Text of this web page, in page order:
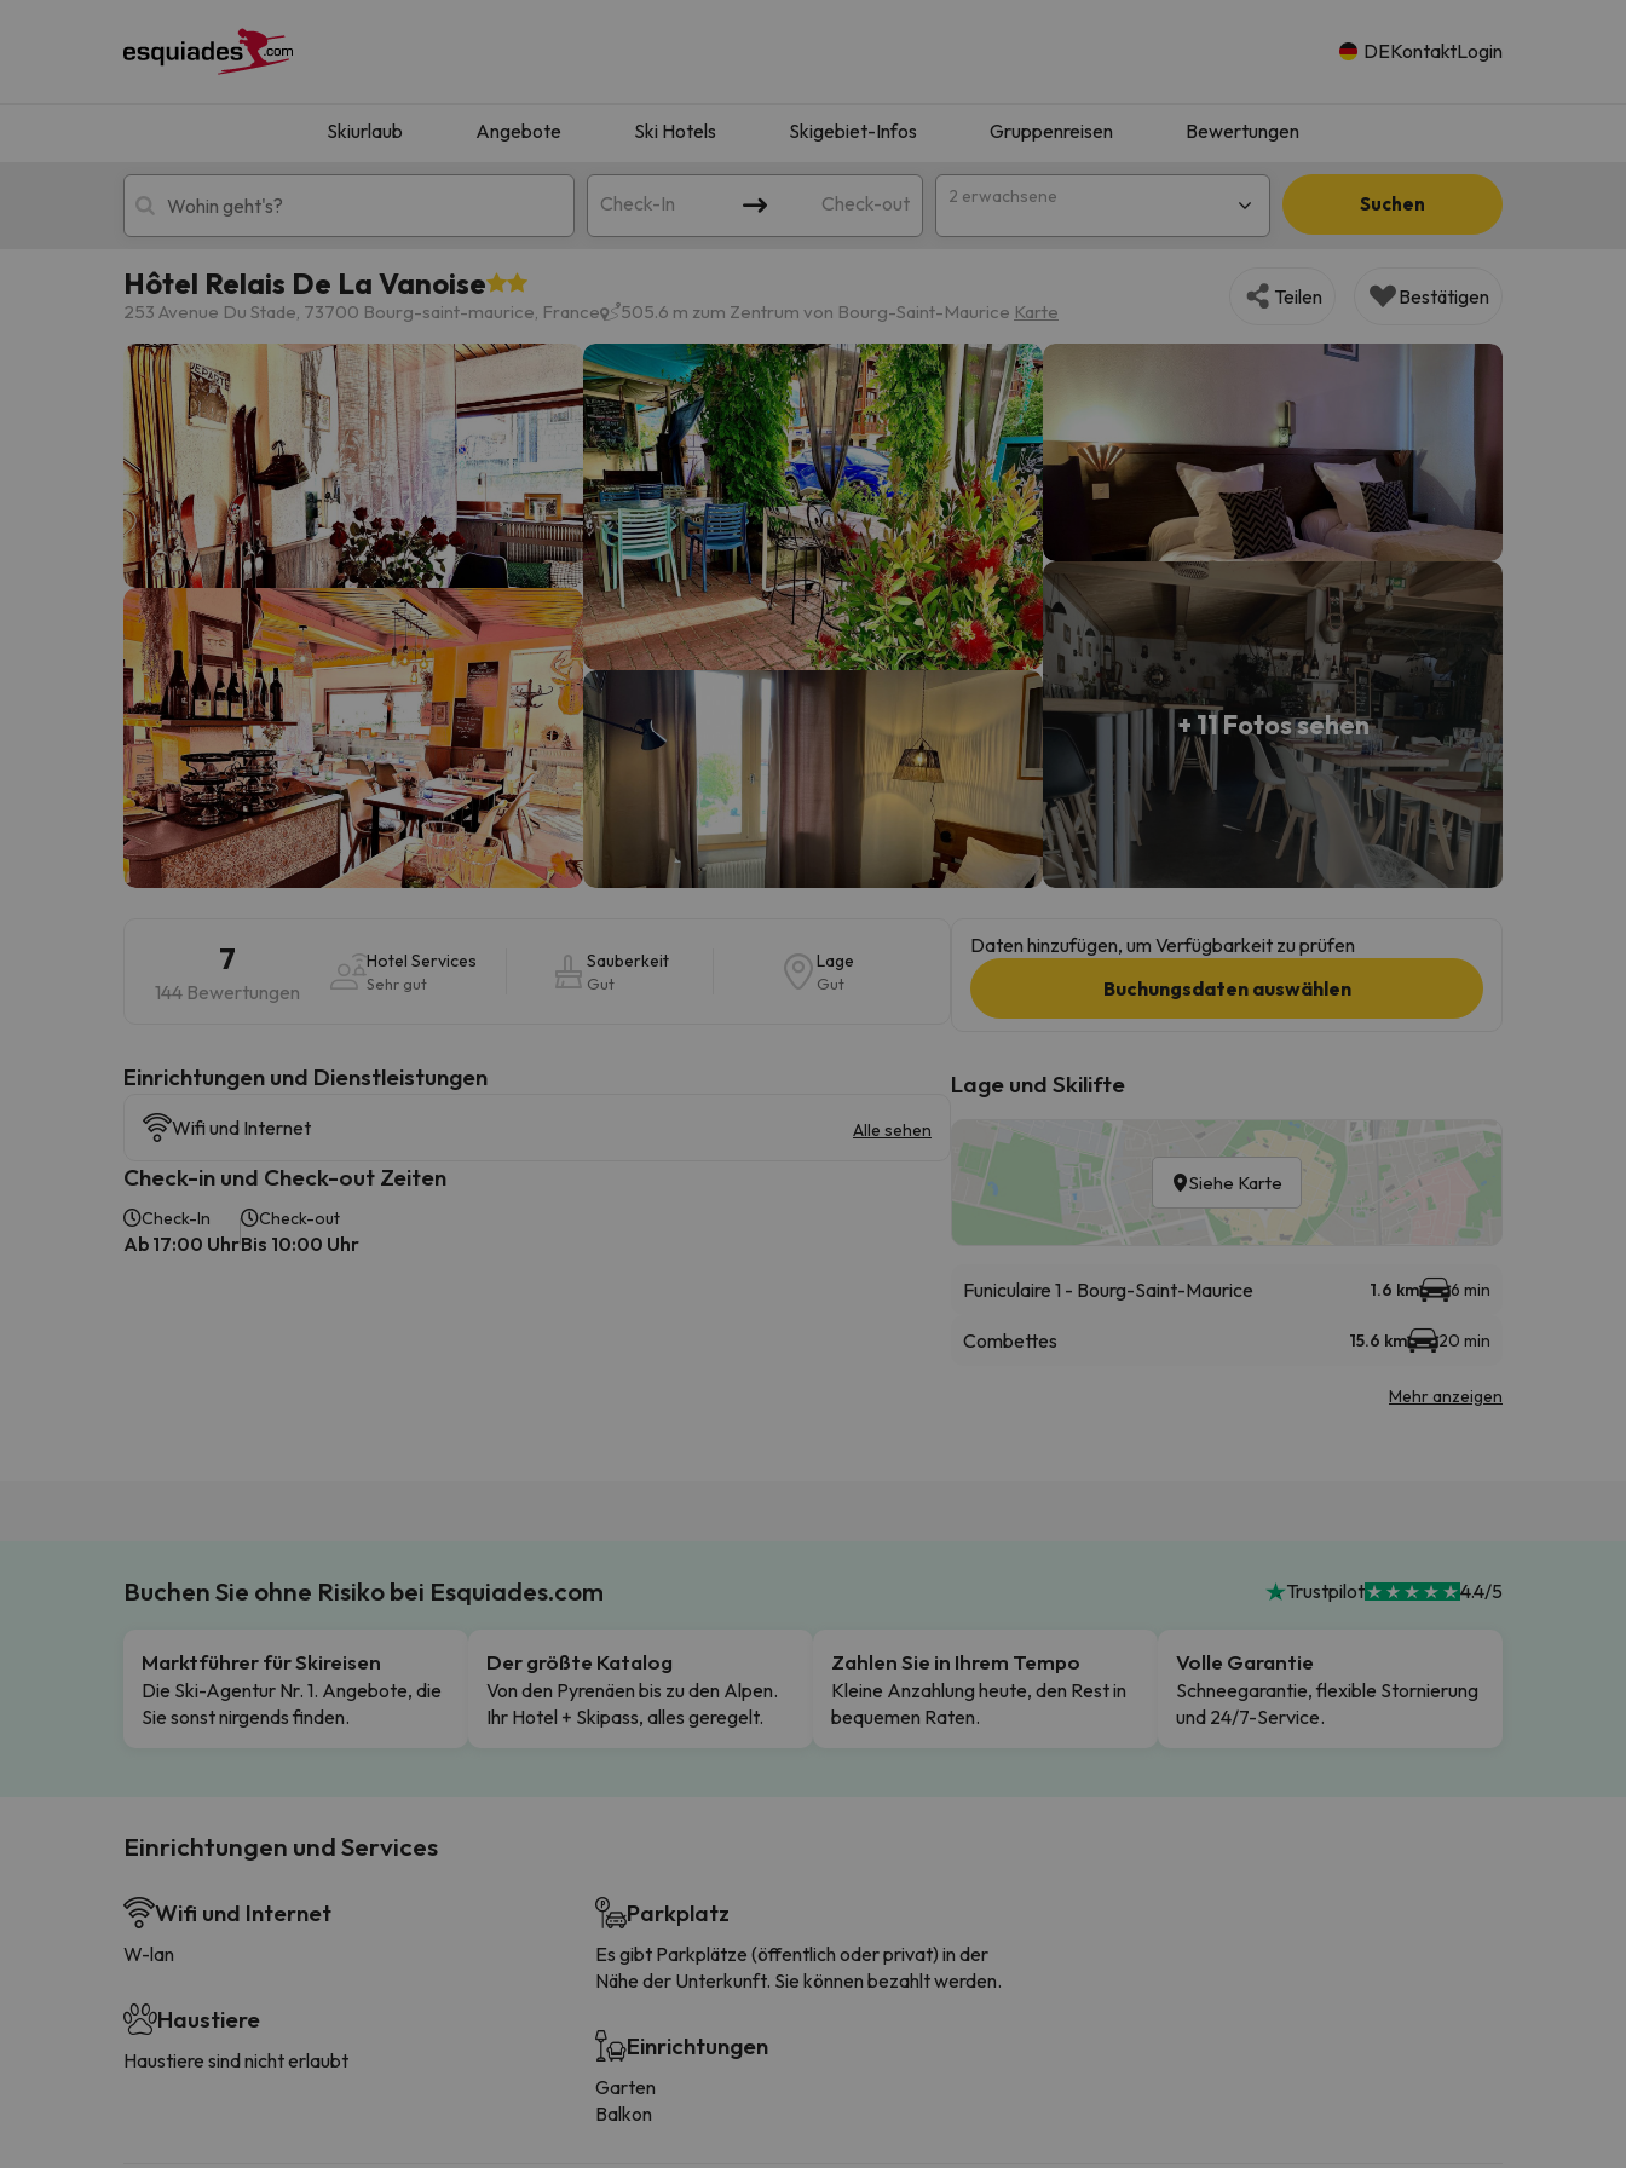
DEKontaktLogin
Skiurlaub Angebote Ski Hotels Skigebiet-Infos Gruppenreisen Bewertungen
Check-In Check-out 2 erwachsene Suchen
Skiurlaub Berghotels
Oops, wir haben keine Ergebnisse gefunden, die Ihrer Suche entsprechen. Versuchen Sie, das Ziel zu ändern.
Es sieht so aus, als hätte sich unser Sucher verirrt. Sobald er seinen Kompass gefunden hat, wird er zurück sein.
Hôtel Relais De La Vanoise
253 Avenue Du Stade, 73700 Bourg-saint-maurice, France 505.6 m zum Zentrum von Bourg-Saint-Maurice Karte
Teilen Bestätigen
+ 11 Fotos sehen
7
144 Bewertungen
Hotel Services
Sehr gut
Sauberkeit
Gut
Lage
Gut
​Einrichtungen und Dienstleistungen
Wifi und Internet Alle sehen
Check-in und Check-out Zeiten
Check-In
Ab 17:00 Uhr
Check-out
Bis 10:00 Uhr
Daten hinzufügen, um Verfügbarkeit zu prüfen
Buchungsdaten auswählen
Lage und Skilifte
Siehe Karte
Funiculaire 1 - Bourg-Saint-Maurice 1.6 km 6 min
Combettes 15.6 km 20 min
Mehr anzeigen
Buchen Sie ohne Risiko bei Esquiades.com Trustpilot 4.4/5
Marktführer für Skireisen
Die Ski-Agentur Nr. 1. Angebote, die
Sie sonst nirgends finden.
Der größte Katalog
Von den Pyrenäen bis zu den Alpen.
Ihr Hotel + Skipass, alles geregelt.
Zahlen Sie in Ihrem Tempo
Kleine Anzahlung heute, den Rest in
bequemen Raten.
Volle Garantie
Schneegarantie, flexible Stornierung
und 24/7-Service.
Einrichtungen und Services
Wifi und Internet
W-lan
Haustiere
Haustiere sind nicht erlaubt
Parkplatz
Es gibt Parkplätze (öffentlich oder privat) in der
Nähe der Unterkunft. Sie können bezahlt werden.
Einrichtungen
Garten
Balkon